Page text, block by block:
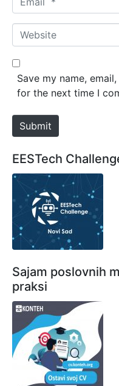
*
m
a
*
W
e
b
e
Save my name,
for the next time I
Submit
EESTech
Sajam poslovnih
praksi